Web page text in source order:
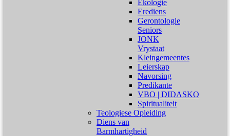
Ekologie
Erediens
Gerontologie
Seniors
JONK
Vrystaat
Kleingemeentes
Leierskap
Navorsing
Predikante
VBO | DIDASKO
Spiritualiteit
Teologiese Opleiding
Diens van
Barmhartigheid